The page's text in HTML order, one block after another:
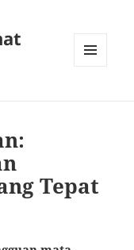
Tepat